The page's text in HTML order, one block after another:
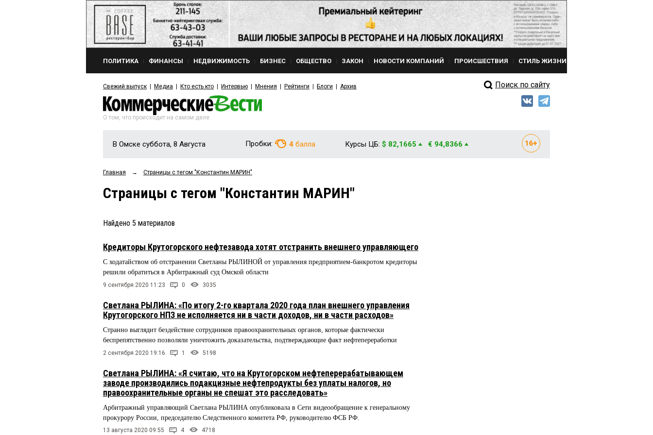
ПОЛИТИКА ФИНАНСЫ НЕДВИЖИМОСТЬ БИЗНЕС ОБЩЕСТВО ЗАКОН НОВОСТИ КОМПАНИЙ ПРОИСШЕСТВИЯ СТИЛЬ ЖИЗНИ
Свежий выпуск Медиа Кто есть кто Интервью Мнения Рейтинги Блоги Архив Поиск по сайту
О том, что происходит на самом деле
В Омске суббота, 8 Августа Пробки: 4 балла Курсы ЦБ: $ 82,1665 € 94,8366
Главная → Страницы c тегом "Константин МАРИН"
Страницы c тегом "Константин МАРИН"
Найдено 5 материалов
Кредиторы Крутогорского нефтезавода хотят отстранить внешнего управляющего
С ходатайством об отстранении Светланы РЫЛИНОЙ от управления предприятием-банкротом кредиторы
решили обратиться в Арбитражный суд Омской области
9 сентября 2020 11:23 0 3035
Светлана РЫЛИНА: «По итогу 2-го квартала 2020 года план внешнего управления
Крутогорского НПЗ не исполняется ни в части доходов, ни в части расходов»
Странно выглядит бездействие сотрудников правоохранительных органов, которые фактически
беспрепятственно позволяли уничтожить доказательства, подтверждающие факт нефтепереработки
2 сентября 2020 19:16 1 5198
Светлана РЫЛИНА: «Я считаю, что на Крутогорском нефтеперерабатывающем
заводе производились подакцизные нефтепродукты без уплаты налогов, но
правоохранительные органы не спешат это расследовать»
Арбитражный управляющий Светлана РЫЛИНА опубликовала в Сети видеообращение к генеральному
прокурору России, председателю Следственного комитета РФ, руководителю ФСБ РФ.
13 августа 2020 09:55 4 4718